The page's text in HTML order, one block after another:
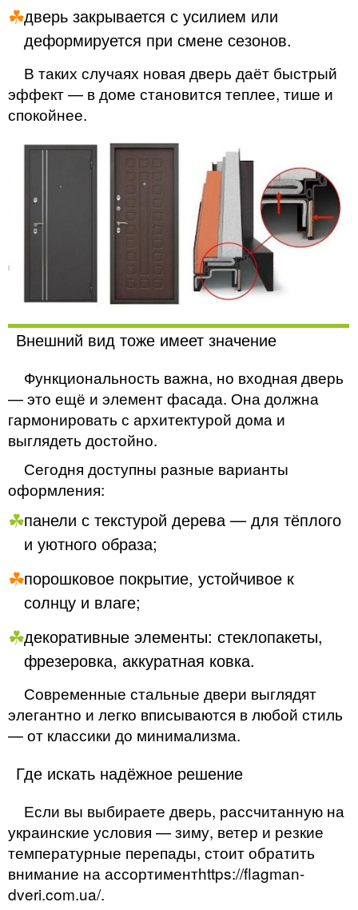
дверь закрывается с усилием или
деформируется при смене сезонов.
В таких случаях новая дверь даёт быстрый
эффект — в доме становится теплее, тише и
спокойнее.
Внешний вид тоже имеет значение
Функциональность важна, но входная дверь
— это ещё и элемент фасада. Она должна
гармонировать с архитектурой дома и
выглядеть достойно.
Сегодня доступны разные варианты
оформления:
панели с текстурой дерева — для тёплого
и уютного образа;
порошковое покрытие, устойчивое к
солнцу и влаге;
декоративные элементы: стеклопакеты,
фрезеровка, аккуратная ковка.
Современные стальные двери выглядят
элегантно и легко вписываются в любой стиль
— от классики до минимализма.
Где искать надёжное решение
Если вы выбираете дверь, рассчитанную на
украинские условия — зиму, ветер и резкие
температурные перепады, стоит обратить
внимание на ассортиментhttps://flagman-
dveri.com.ua/.